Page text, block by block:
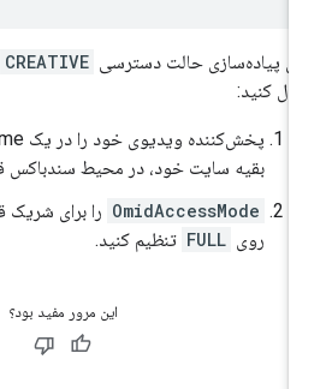
پیاده‌سازی حالت دسترسی CREATIVE ،
کنید:
بقیه سایت خود، در محیط سندباکس قرار
OmidAccessMode را برای شریک
روی FULL تنظیم کنید.
این مرور مفید بود؟